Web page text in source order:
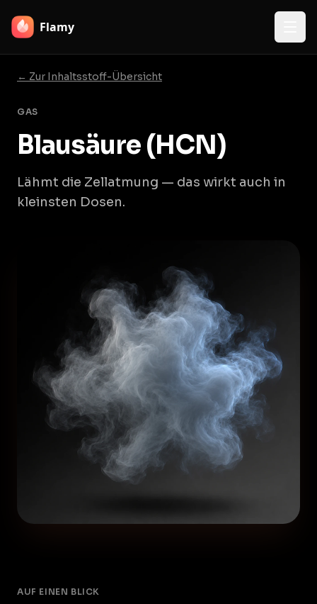
Flamy
← Zur Inhaltsstoff-Übersicht
GAS
Blausäure (HCN)
Lähmt die Zellatmung — das wirkt auch in
kleinsten Dosen.
AUF EINEN BLICK